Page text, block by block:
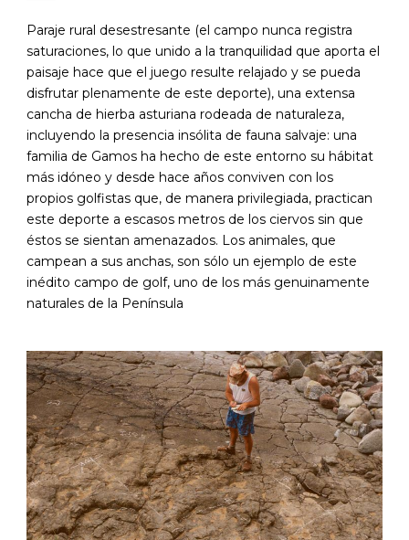
Paraje rural desestresante (el campo nunca registra
saturaciones, lo que unido a la tranquilidad que aporta el
paisaje hace que el juego resulte relajado y se pueda
disfrutar plenamente de este deporte), una extensa
cancha de hierba asturiana rodeada de naturaleza,
incluyendo la presencia insólita de fauna salvaje: una
familia de Gamos ha hecho de este entorno su hábitat
más idóneo y desde hace años conviven con los
propios golfistas que, de manera privilegiada, practican
este deporte a escasos metros de los ciervos sin que
éstos se sientan amenazados. Los animales, que
campean a sus anchas, son sólo un ejemplo de este
inédito campo de golf, uno de los más genuinamente
naturales de la Península